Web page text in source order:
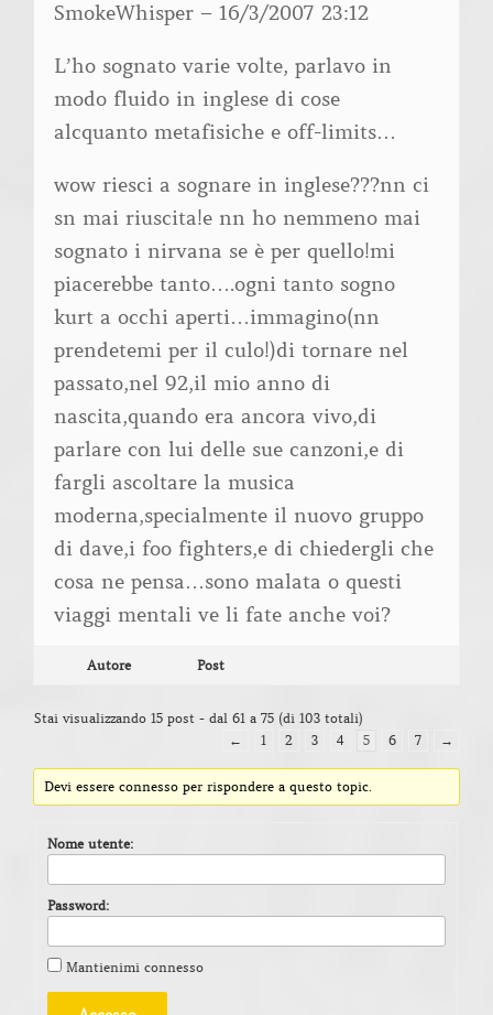
SmokeWhisper – 16/3/2007 23:12
L’ho sognato varie volte, parlavo in
modo fluido in inglese di cose
alcquanto metafisiche e off-limits…
wow riesci a sognare in inglese???nn ci
sn mai riuscita!e nn ho nemmeno mai
sognato i nirvana se è per quello!mi
piacerebbe tanto….ogni tanto sogno
kurt a occhi aperti…immagino(nn
prendetemi per il culo!)di tornare nel
passato,nel 92,il mio anno di
nascita,quando era ancora vivo,di
parlare con lui delle sue canzoni,e di
fargli ascoltare la musica
moderna,specialmente il nuovo gruppo
di dave,i foo fighters,e di chiedergli che
cosa ne pensa…sono malata o questi
viaggi mentali ve li fate anche voi?
Autore Post
Stai visualizzando 15 post - dal 61 a 75 (di 103 totali)
←
1 2 3 4 5 6 7 →
Devi essere connesso per rispondere a questo topic.
Nome utente:
Password:
Mantienimi connesso